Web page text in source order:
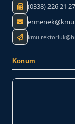
(0338) 226 21 27
Konum